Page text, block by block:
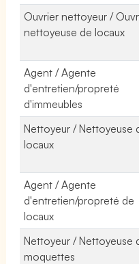
Ouvrier nettoyeur /
nettoyeuse de locaux
Agent / Agente
d'entretien/propreté
d'immeubles
Nettoyeur / Nettoyeuse
locaux
Agent / Agente
d'entretien/propreté de
locaux
Nettoyeur / Nettoyeuse
moquettes